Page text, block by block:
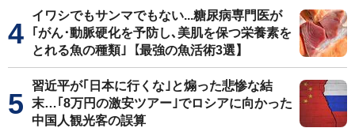
イワシでもサンマでもない...糖尿病専門医が
｢がん･動脈硬化を予防し､美肌を保つ栄養素を
とれる魚の種類｣【最強の魚活術3選】
習近平が｢日本に行くな｣と煽った悲惨な結
末…｢8万円の激安ツアー｣でロシアに向かった
中国人観光客の誤算